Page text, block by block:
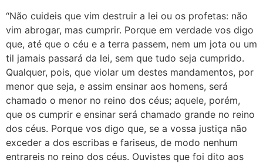
“Não cuideis que vim destruir a lei ou os profetas: não
vim abrogar, mas cumprir. Porque em verdade vos digo
que, até que o céu e a terra passem, nem um jota ou um
til jamais passará da lei, sem que tudo seja cumprido.
Qualquer, pois, que violar um destes mandamentos, por
menor que seja, e assim ensinar aos homens, será
chamado o menor no reino dos céus; aquele, porém,
que os cumprir e ensinar será chamado grande no reino
dos céus. Porque vos digo que, se a vossa justiça não
exceder a dos escribas e fariseus, de modo nenhum
entrareis no reino dos céus. Ouvistes que foi dito aos